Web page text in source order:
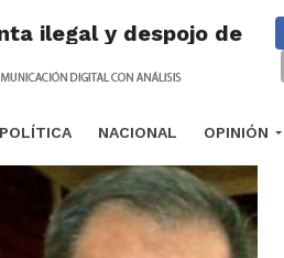
POLÍTICA NACIONAL OPINIÓN
ilegal y despojo de